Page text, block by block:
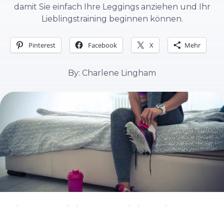
damit Sie einfach Ihre Leggings anziehen und Ihr
Lieblingstraining beginnen können.
Pinterest Facebook X Mehr
By: Charlene Lingham